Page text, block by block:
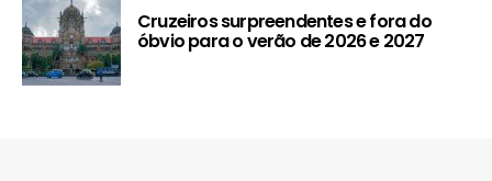
Cruzeiros surpreendentes e fora do
óbvio para o verão de 2026 e 2027